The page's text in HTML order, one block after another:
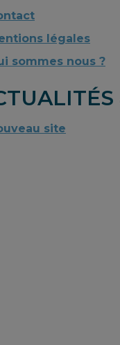
légales
sommes nous ?
site